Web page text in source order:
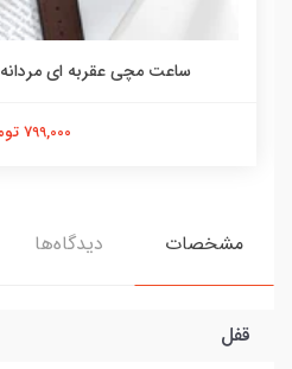
ساعت مچی عقربه ای مردانه Hublot مدل 45129
799,000 تومان
مشخصات دیدگاه‌ها
قفل